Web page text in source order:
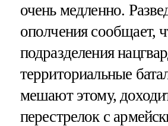
очень медленно.
ополчения сообщает,
подразделения
территориальные
мешают этому,
перестрелок с